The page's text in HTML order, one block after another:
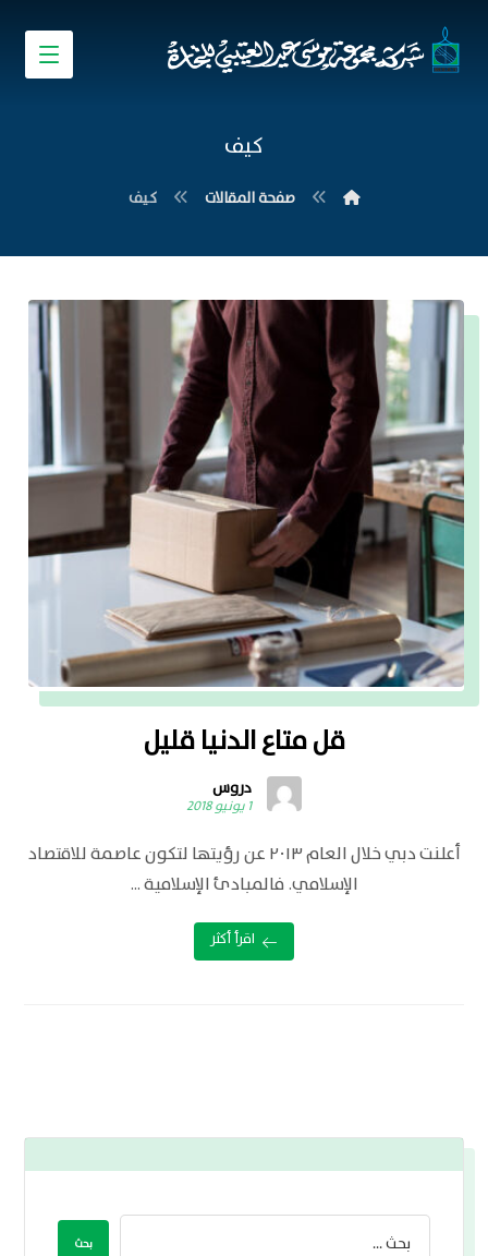
كيف
صفحة المقالات كيف
قل متاع الدنيا قليل
دروس
1 يونيو 2018
أعلنت دبي خلال العام ٢٠١٣ عن رؤيتها لتكون عاصمة للاقتصاد
الإسلامي. فالمبادئ الإسلامية ...
اقرأ أكثر